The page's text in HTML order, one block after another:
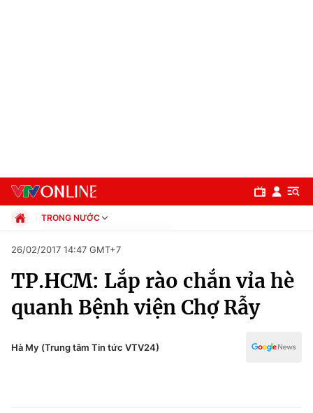
Chuyên mục
Chính trị
Xã hội
TRONG NƯỚC
Xã hội
Pháp luật
Thể thao
Văn hóa - Giải trí
26/02/2017 14:47 GMT+7
TP.HCM: Lắp rào chắn vỉa hè
quanh Bệnh viện Chợ Rẫy
Hà My (Trung tâm Tin tức VTV24)